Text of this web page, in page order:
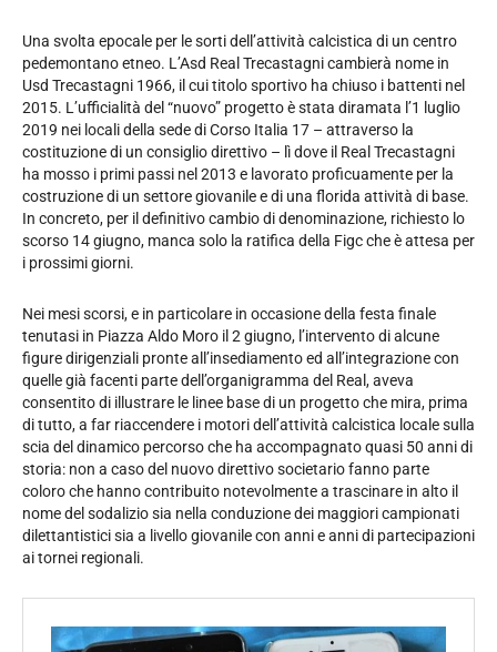
Una svolta epocale per le sorti dell’attività calcistica di un centro
pedemontano etneo. L’Asd Real Trecastagni cambierà nome in
Usd Trecastagni 1966, il cui titolo sportivo ha chiuso i battenti nel
2015. L’ufficialità del “nuovo” progetto è stata diramata l’1 luglio
2019 nei locali della sede di Corso Italia 17 – attraverso la
costituzione di un consiglio direttivo – lì dove il Real Trecastagni
ha mosso i primi passi nel 2013 e lavorato proficuamente per la
costruzione di un settore giovanile e di una florida attività di base.
In concreto, per il definitivo cambio di denominazione, richiesto lo
scorso 14 giugno, manca solo la ratifica della Figc che è attesa per
i prossimi giorni.
Nei mesi scorsi, e in particolare in occasione della festa finale
tenutasi in Piazza Aldo Moro il 2 giugno, l’intervento di alcune
figure dirigenziali pronte all’insediamento ed all’integrazione con
quelle già facenti parte dell’organigramma del Real, aveva
consentito di illustrare le linee base di un progetto che mira, prima
di tutto, a far riaccendere i motori dell’attività calcistica locale sulla
scia del dinamico percorso che ha accompagnato quasi 50 anni di
storia: non a caso del nuovo direttivo societario fanno parte
coloro che hanno contribuito notevolmente a trascinare in alto il
nome del sodalizio sia nella conduzione dei maggiori campionati
dilettantistici sia a livello giovanile con anni e anni di partecipazioni
ai tornei regionali.